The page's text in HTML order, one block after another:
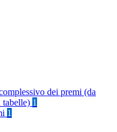
dei premi (da
tabelle) 1
1